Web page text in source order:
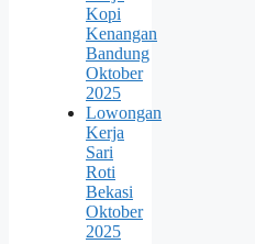
Kopi
Kenangan
Bandung
Oktober
2025
Lowongan
Kerja
Sari
Roti
Bekasi
Oktober
2025